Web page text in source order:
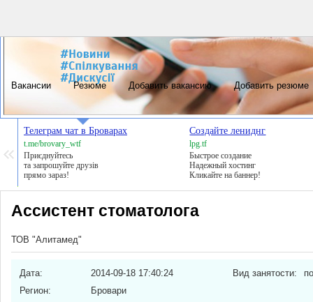
Телеграм чат в Броварах
t.me/brovary_wtf
Приєднуйтесь
та запрошуйте друзів
прямо зараз!
Создайте лениднг
lpg.tf
Быстрое создание
Надежный хостинг
Кликайте на баннер!
Ассистент стоматолога
ТОВ "Алитамед"
Дата:
2014-09-18 17:40:24
Регион:
Бровари
Вид занятости:
Вакансии Резюме Добавить вакансию Добавить резюме